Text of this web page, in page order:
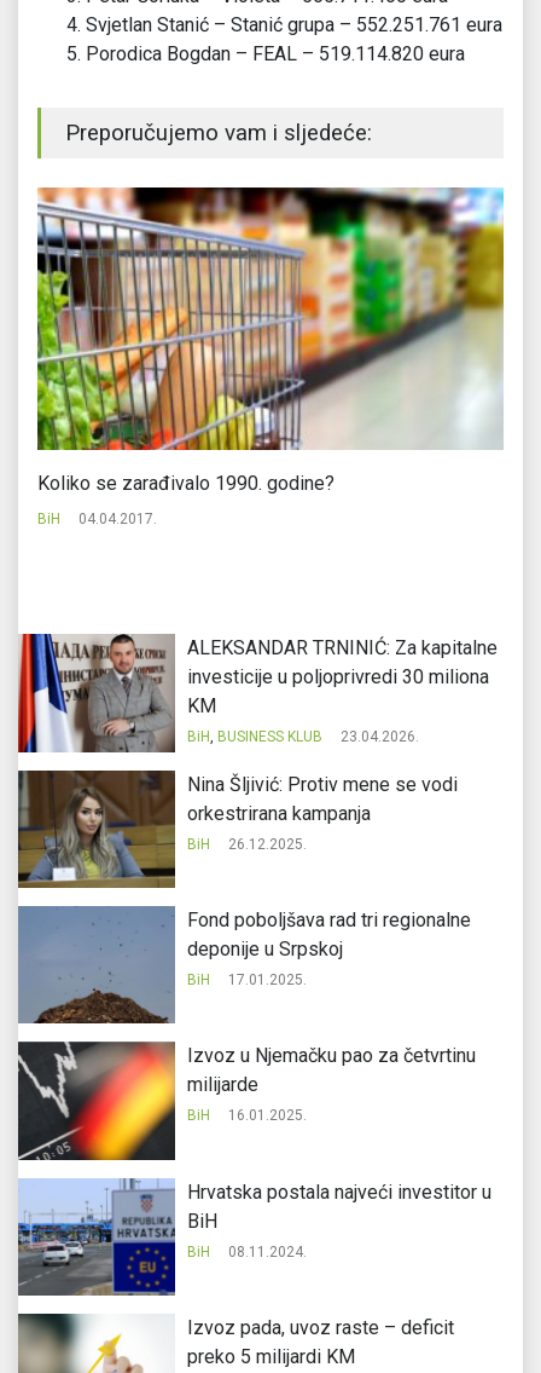
Svjetlan Stanić – Stanić grupa – 552.251.761 eura
Porodica Bogdan – FEAL – 519.114.820 eura
Preporučujemo vam i sljedeće:
Koliko se zarađivalo 1990. godine?
BiH 04.04.2017.
ALEKSANDAR TRNINIĆ: Za kapitalne
investicije u poljoprivredi 30 miliona
KM
BiH, BUSINESS KLUB 23.04.2026.
Nina Šljivić: Protiv mene se vodi
orkestrirana kampanja
BiH 26.12.2025.
Fond poboljšava rad tri regionalne
deponije u Srpskoj
BiH 17.01.2025.
Izvoz u Njemačku pao za četvrtinu
milijarde
BiH 16.01.2025.
Hrvatska postala najveći investitor u
BiH
BiH 08.11.2024.
Izvoz pada, uvoz raste – deficit
preko 5 milijardi KM